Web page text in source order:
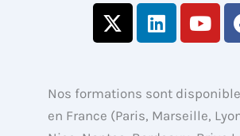
X
-
i
t
t
L
i
e
d
i
Y
o
u
b
e
Nos formations sont
en France (Paris, Marseille,